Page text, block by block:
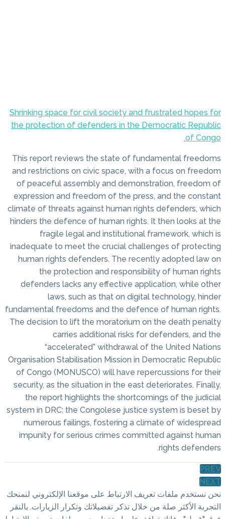
Shrinking space for civil
the protection of defenders
This report reviews the state
and restrictions on civic
of peaceful assembly and
expression and freedom of
climate of threats against
hinders the defence of human
fragile legal and
inadequate to meet the
human rights defenders.
the protection and
defenders lacks any
laws, such as that
fundamental freedoms and the
The decision to lift the
carries additional
“accelerated”
Organisation Stabilisation
of Congo (MONUSCO) will
security, as the situation in
the report highlights the
system in DRC: the Congolese
numerous failings,
impunity for serious crimes
على موقعنا الإلكتروني لنمنحك
تفضيلاتك وتكرار الزيارات. بالنقر